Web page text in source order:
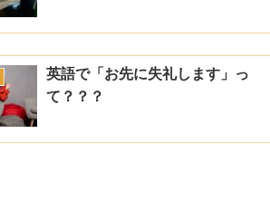
英語で「お先に失礼します」っ
て？？？